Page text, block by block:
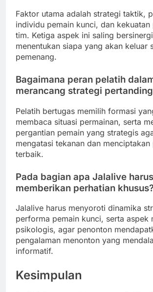
Faktor utama adalah strategi taktik,
individu pemain kunci, dan
tim. Ketiga aspek ini saling
menentukan siapa yang akan keluar
pemenang.
Bagaimana peran pelatih
merancang strategi
Pelatih bertugas memilih formasi
membaca situasi permainan, serta
pergantian pemain yang strategis
mengatasi tekanan dan menciptakan
terbaik.
Pada bagian apa Jalalive harus
memberikan perhatian
Jalalive harus menyoroti dinamika
performa pemain kunci, serta aspek
psikologis, agar penonton
pengalaman menonton yang
informatif.
Kesimpulan